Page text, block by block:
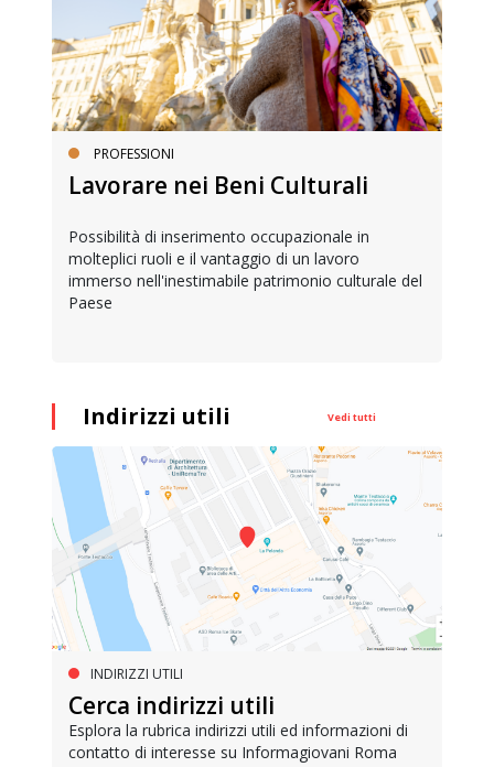
PROFESSIONI
Lavorare nei Beni Culturali
Possibilità di inserimento occupazionale in
molteplici ruoli e il vantaggio di un lavoro
immerso nell'inestimabile patrimonio culturale del
Paese
Indirizzi utili Vedi tutti
INDIRIZZI UTILI
Cerca indirizzi utili
Esplora la rubrica indirizzi utili ed informazioni di
contatto di interesse su Informagiovani Roma